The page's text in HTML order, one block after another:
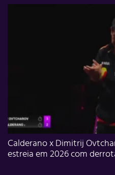
Calderano x Dimitrij
estreia em 2026 com